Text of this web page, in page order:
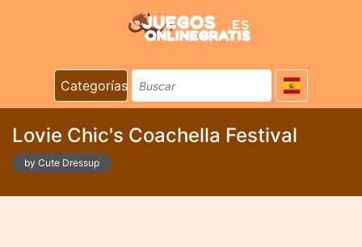
Categorías
Lovie Chic's Coachella Festival
by Cute Dressup